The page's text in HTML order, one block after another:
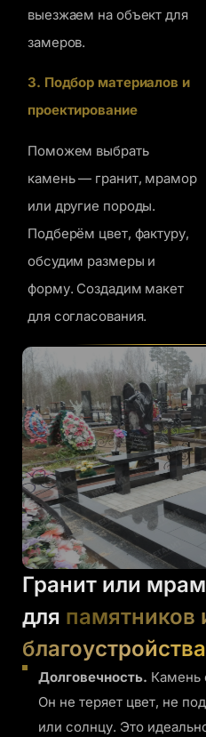
выезжаем на объект для
замеров.
3. Подбор материалов и
проектирование
Поможем выбрать
камень — гранит, мрамор
или другие породы.
Подберём цвет, фактуру,
обсудим размеры и
форму. Создадим макет
для согласования.
Гранит или
для памятников
благоустройства
Долговечность. Камень
Он не теряет цвет, не
или солнцу. Это